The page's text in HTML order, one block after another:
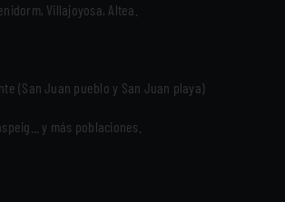
Villajoyosa, Altea.
(San Juan pueblo y San Juan playa)
y más poblaciones.